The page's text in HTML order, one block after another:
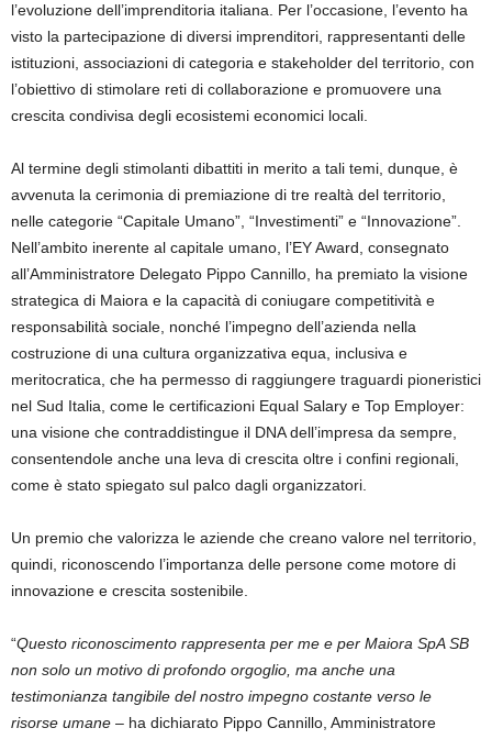
l’evoluzione dell’imprenditoria italiana. Per l’occasione, l’evento ha
visto la partecipazione di diversi imprenditori, rappresentanti delle
istituzioni, associazioni di categoria e stakeholder del territorio, con
l’obiettivo di stimolare reti di collaborazione e promuovere una
crescita condivisa degli ecosistemi economici locali.
Al termine degli stimolanti dibattiti in merito a tali temi, dunque, è
avvenuta la cerimonia di premiazione di tre realtà del territorio,
nelle categorie “Capitale Umano”, “Investimenti” e “Innovazione”.
Nell’ambito inerente al capitale umano, l’EY Award, consegnato
all’Amministratore Delegato Pippo Cannillo, ha premiato la visione
strategica di Maiora e la capacità di coniugare competitività e
responsabilità sociale, nonché l’impegno dell’azienda nella
costruzione di una cultura organizzativa equa, inclusiva e
meritocratica, che ha permesso di raggiungere traguardi pioneristici
nel Sud Italia, come le certificazioni Equal Salary e Top Employer:
una visione che contraddistingue il DNA dell’impresa da sempre,
consentendole anche una leva di crescita oltre i confini regionali,
come è stato spiegato sul palco dagli organizzatori.
Un premio che valorizza le aziende che creano valore nel territorio,
quindi, riconoscendo l’importanza delle persone come motore di
innovazione e crescita sostenibile.
“Questo riconoscimento rappresenta per me e per Maiora SpA SB
non solo un motivo di profondo orgoglio, ma anche una
testimonianza tangibile delnostro impegno costante verso le
risorse umane – ha dichiarato Pippo Cannillo, Amministratore